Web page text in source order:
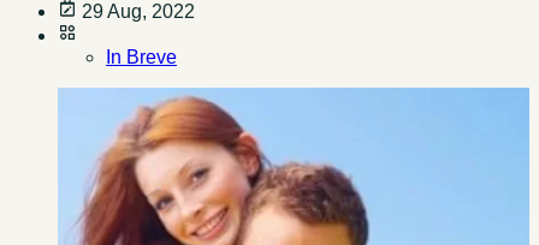
29 Aug, 2022
In Breve